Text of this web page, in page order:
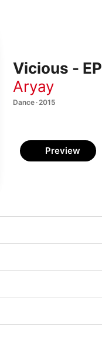
Vicious - EP
Aryay
Dance · 2015
Preview